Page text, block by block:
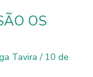
OS
Tavira/ 10 de